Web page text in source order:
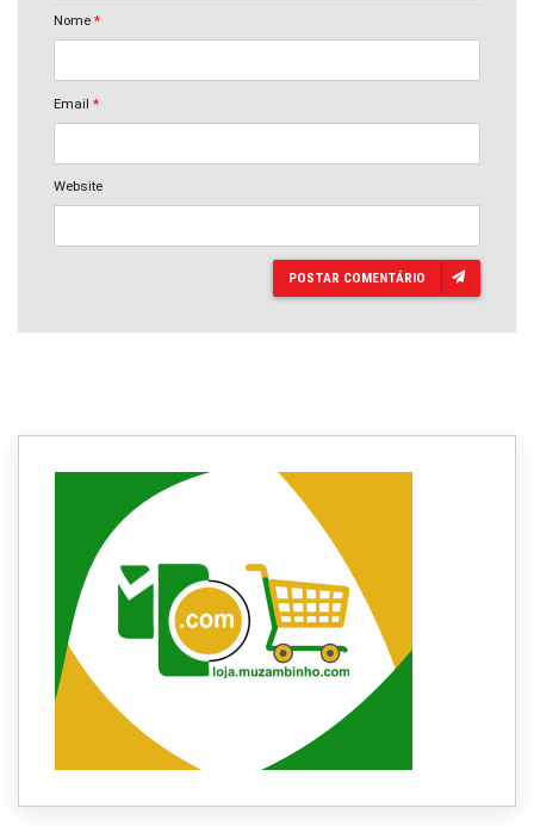
Nome *
Email *
Website
POSTAR COMENTÁRIO